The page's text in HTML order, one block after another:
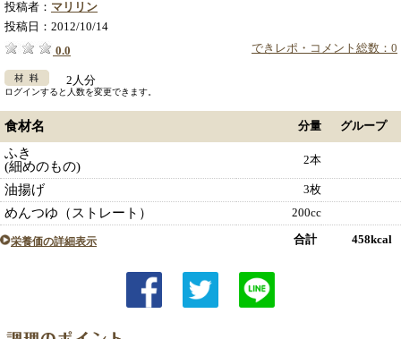
投稿者： マリリン
投稿日： 2012/10/14
できレポ・コメント総数：0
0.0
2人分
ログインすると人数を変更できます。
食材名 分量 グループ
ふき
(細めのもの)
2本
油揚げ 3枚
めんつゆ（ストレート） 200cc
栄養価の詳細表示 合計 458kcal